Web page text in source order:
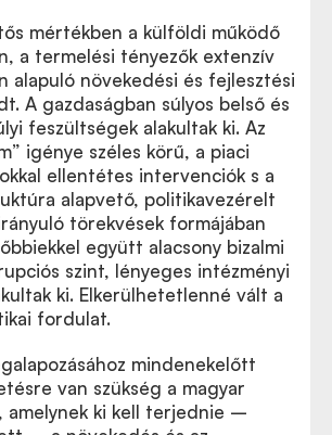
mértékben a külföldi működő
a termelési tényezők extenzív
alapuló növekedési és fejlesztési
A gazdaságban súlyos belső és
feszültségek alakultak ki. Az
igénye széles körű, a piaci
ellentétes intervenciók s a
alapvető, politikavezérelt
törekvések formájában
együtt alacsony bizalmi
szint, lényeges intézményi
ki. Elkerülhetetlenné vált a
fordulat.
mindenekelőtt
van szükség a magyar
amelynek ki kell terjednie –